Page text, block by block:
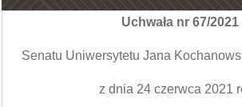
Uchwała nr 67/2021
Senatu Uniwersytetu Jana
z dnia 24 czerwca 2021